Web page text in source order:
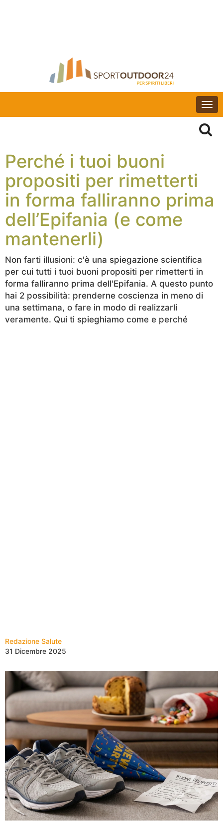
Perché i tuoi buoni
propositi per rimetterti
in forma falliranno prima
dell’Epifania (e come
mantenerli)
Non farti illusioni: c'è una spiegazione scientifica
per cui tutti i tuoi buoni propositi per rimetterti in
forma falliranno prima dell'Epifania. A questo punto
hai 2 possibilità: prenderne coscienza in meno di
una settimana, o fare in modo di realizzarli
veramente. Qui ti spieghiamo come e perché
Redazione Salute
31 Dicembre 2025